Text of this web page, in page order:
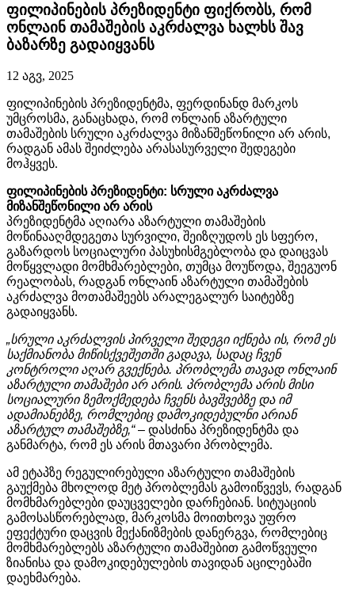
ფილიპინების პრეზიდენტი ფიქრობს, რომ
ონლაინ თამაშების აკრძალვა ხალხს შავ
ბაზარზე გადაიყვანს
12 აგვ, 2025
ფილიპინების პრეზიდენტმა, ფერდინანდ მარკოს
უმცროსმა, განაცხადა, რომ ონლაინ აზარტული
თამაშების სრული აკრძალვა მიზანშეწონილი არ არის,
რადგან ამას შეიძლება არასასურველი შედეგები
მოჰყვეს.
ფილიპინების პრეზიდენტი: სრული აკრძალვა
მიზანშეწონილი არ არის
პრეზიდენტმა აღიარა აზარტული თამაშების
მოწინააღმდეგეთა სურვილი, შეიზღუდოს ეს სფერო,
გაზარდოს სოციალური პასუხისმგებლობა და დაიცვას
მოწყვლადი მომხმარებლები, თუმცა მოუწოდა, შეეგუონ
რეალობას, რადგან ონლაინ აზარტული თამაშების
აკრძალვა მოთამაშეებს არალეგალურ საიტებზე
გადაიყვანს.
„სრული აკრძალვის პირველი შედეგი იქნება ის, რომ ეს
საქმიანობა მიწისქვეშეთში გადავა, სადაც ჩვენ
კონტროლი აღარ გვექნება. პრობლემა თავად ონლაინ
აზარტული თამაშები არ არის. პრობლემა არის მისი
სოციალური ზემოქმედება ჩვენს ბავშვებზე და იმ
ადამიანებზე, რომლებიც დამოკიდებულნი არიან
აზარტულ თამაშებზე,“– დასძინა პრეზიდენტმა და
განმარტა, რომ ეს არის მთავარი პრობლემა.
ამ ეტაპზე რეგულირებული აზარტული თამაშების
გაუქმება მხოლოდ მეტ პრობლემას გამოიწვევს, რადგან
მომხმარებლები დაუცველები დარჩებიან. სიტუაციის
გამოსასწორებლად, მარკოსმა მოითხოვა უფრო
ეფექტური დაცვის მექანიზმების დანერგვა, რომლებიც
მომხმარებლებს აზარტული თამაშებით გამოწვეული
ზიანისა და დამოკიდებულების თავიდან აცილებაში
დაეხმარება.